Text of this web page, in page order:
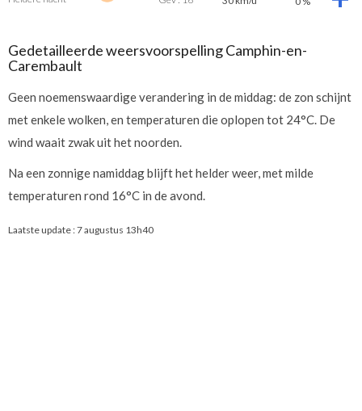
Gedetailleerde weersvoorspelling Camphin-en-
Carembault
Geen noemenswaardige verandering in de middag: de zon schijnt
met enkele wolken, en temperaturen die oplopen tot 24°C. De
wind waait zwak uit het noorden.
Na een zonnige namiddag blijft het helder weer, met milde
temperaturen rond 16°C in de avond.
Laatste update :7 augustus 13h40